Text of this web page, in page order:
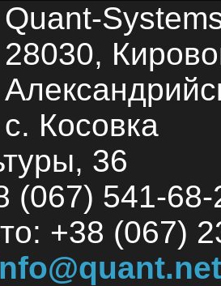
Косовка
36
(067) 541-
+38 (067)